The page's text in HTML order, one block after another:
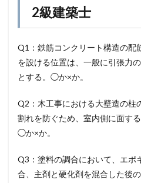
2級建築士
Q1：鉄筋コンクリート構造の配
を設ける位置は、一般に引張力
とする。◯か×か。
Q2：木工事における大壁造の柱
割れを防ぐため、室内側に面す
◯か×か。
Q3：塗料の調合において、エポ
合、主剤と硬化剤を混合した後